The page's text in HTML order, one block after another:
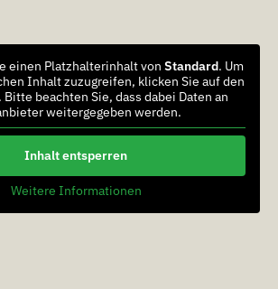
einen Platzhalterinhalt von Standard. Um
Inhalt zuzugreifen, klicken Sie auf den
beachten Sie, dass dabei Daten an
weitergegeben werden.
Inhalt entsperren
Weitere Informationen